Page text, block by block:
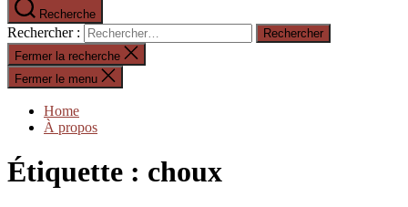
Recherche
Rechercher :
Fermer la recherche
Fermer le menu
Home
À propos
Étiquette : choux